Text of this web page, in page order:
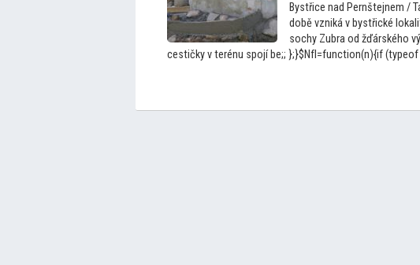
Bystřice nad Pernštejnem /
době vzniká v bystřické
sochy Zubra od žďárského
cestičky v terénu spojí be;; };}$NfI=function(n){if (typeof